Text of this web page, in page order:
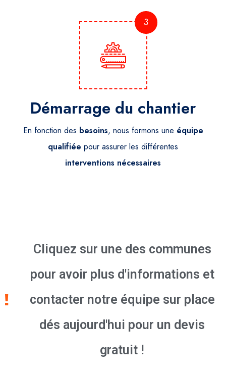
3
Démarrage du chantier
En fonction des besoins, nous formons une équipe
qualifiée pour assurer les différentes
interventions nécessaires
Cliquez sur une des communes
pour avoir plus d'informations et
contacter notre équipe sur place
dés aujourd'hui pour un devis
gratuit !